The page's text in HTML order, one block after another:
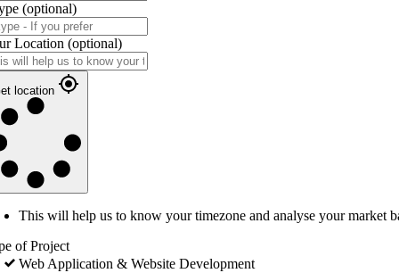
(optional)
Location (optional)
location
This will help us to know your timezone and analyse your market
of Project
Web Application & Website Development